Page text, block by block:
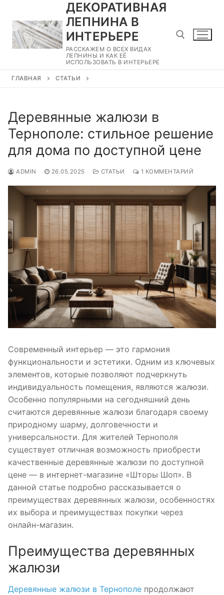
содержимому
ДЕКОРАТИВНАЯ
ЛЕПНИНА В
ИНТЕРЬЕРЕ
РАССКАЖЕМ О ВСЕХ ВИДАХ
ЛЕПНИНЫ И КАК ЕЁ
ИСПОЛЬЗОВАТЬ В ИНТЕРЬЕРЕ
ГЛАВНАЯ СТАТЬИ
Деревянные жалюзи в
Тернополе: стильное решение
для дома по доступной цене
ADMIN 26.05.2025 СТАТЬИ 1 КОММЕНТАРИЙ
Современный интерьер — это гармония
функциональности и эстетики. Одним из ключевых
элементов, которые позволяют подчеркнуть
индивидуальность помещения, являются жалюзи.
Особенно популярными на сегодняшний день
считаются деревянные жалюзи благодаря своему
природному шарму, долговечности и
универсальности. Для жителей Тернополя
существует отличная возможность приобрести
качественные деревянные жалюзи по доступной
цене — в интернет-магазине «Шторы Шоп». В
данной статье подробно рассказывается о
преимуществах деревянных жалюзи, особенностях
их выбора и преимуществах покупки через
онлайн-магазин.
Преимущества деревянных
жалюзи
Деревянные жалюзи в Тернополе продолжают